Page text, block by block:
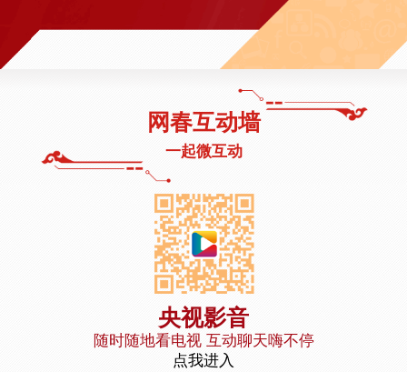
沙宝亮演绎主题曲《乌镇时间》
网春互动墙
一起微互动
央视影音
随时随地看电视 互动聊天嗨不停
点我进入